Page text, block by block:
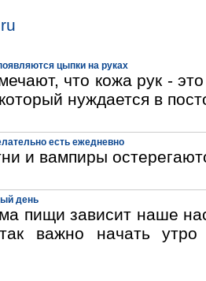
цыпки на руках
что кожа рук -
нуждается в
есть ежедневно
и вампиры
день
пищи зависит наше
важно начать утро